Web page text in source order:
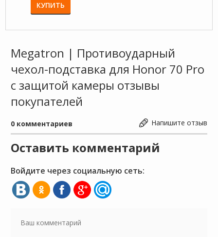
КУПИТЬ
Megatron | Противоударный
чехол-подставка для Honor 70 Pro
с защитой камеры отзывы
покупателей
Напишите отзыв
0 комментариев
Оставить комментарий
Войдите через социальную сеть: